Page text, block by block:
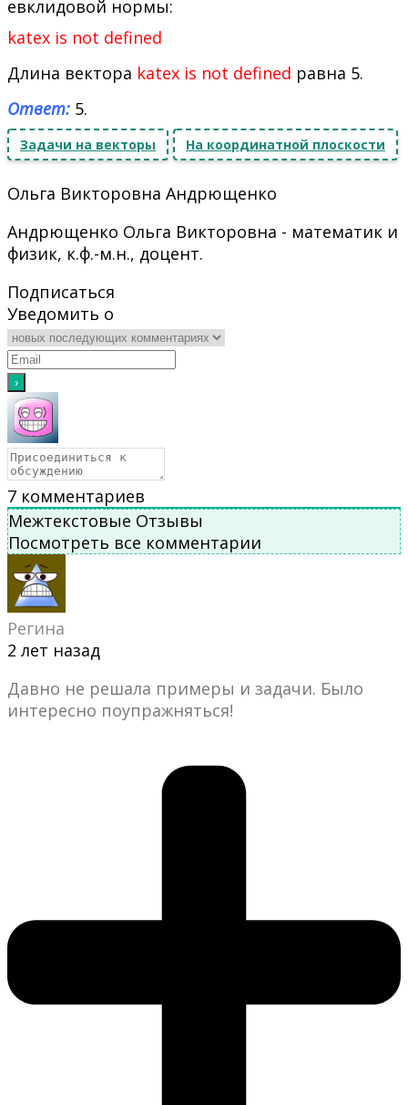
евклидовой нормы:
katex is not defined
Длина вектора katex is not defined равна 5.
Ответ: 5.
Задачи на векторы На координатной плоскости
Ольга Викторовна Андрющенко
Андрющенко Ольга Викторовна - математик и
физик, к.ф.-м.н., доцент.
Подписаться
Уведомить о
7 комментариев
Межтекстовые Отзывы
Посмотреть все комментарии
Регина
2 лет назад
Давно не решала примеры и задачи. Было
интересно поупражняться!